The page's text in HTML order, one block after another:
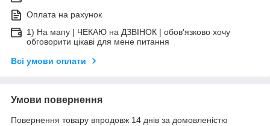
Оплата на рахунок
1) На мапу | ЧЕКАЮ на ДЗВІНОК | обов'язково хочу
обговорити цікаві для мене питання
Всі умови оплати
Умови повернення
Повернення товару впродовж 14 днів за домовленістю